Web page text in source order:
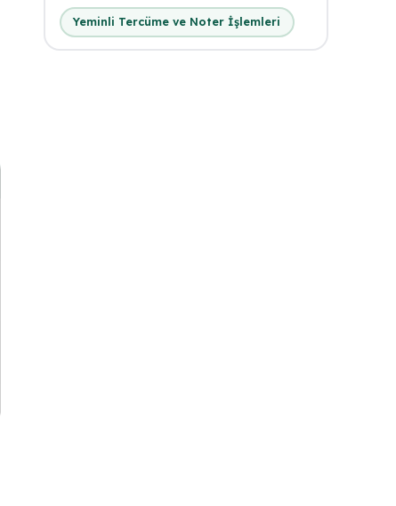
Yeminli Tercüme ve Noter İşlemleri